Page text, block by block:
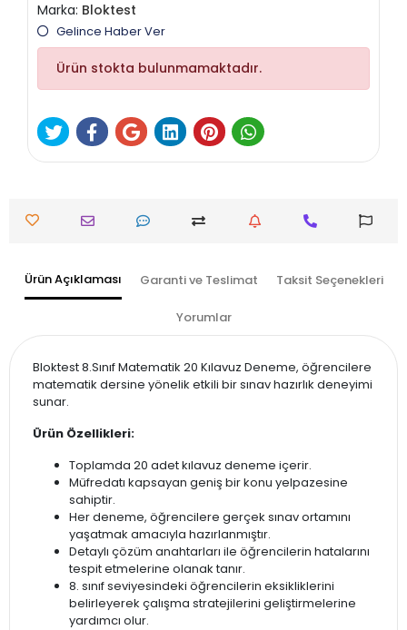
Marka: Bloktest
Gelince Haber Ver
Ürün stokta bulunmamaktadır.
Ürün Açıklaması Garanti ve Teslimat Taksit Seçenekleri
Yorumlar
Bloktest 8.Sınıf Matematik 20 Kılavuz Deneme, öğrencilere
matematik dersine yönelik etkili bir sınav hazırlık deneyimi
sunar.
Ürün Özellikleri:
Toplamda 20 adet kılavuz deneme içerir.
Müfredatı kapsayan geniş bir konu yelpazesine
sahiptir.
Her deneme, öğrencilere gerçek sınav ortamını
yaşatmak amacıyla hazırlanmıştır.
Detaylı çözüm anahtarları ile öğrencilerin hatalarını
tespit etmelerine olanak tanır.
8. sınıf seviyesindeki öğrencilerin eksikliklerini
belirleyerek çalışma stratejilerini geliştirmelerine
yardımcı olur.